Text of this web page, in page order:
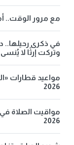
مع مرور الوقت..
في ذكرى رحيلها..
وتركت إرثًا لا يُنسى
2026
2026